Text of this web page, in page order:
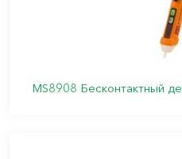
MS8908 Бесконтактный